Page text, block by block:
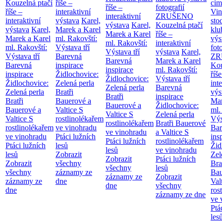
Kouzelná ptačí
říše –
interaktivní
výstava Karel,
Marek a Karel
ml. Rakovští:
Výstava tří
Barevná
inspirace
Židlochovice:
Zelená perla
Bratři
Bauerové a
Valtice S
rostlinolékařem
ve vinohradu
Ptáci lužních
lesů
Zobrazit
všechny
záznamy ze
dne
říše –
interaktivní
výstava Karel,
Marek a Karel
ml. Rakovští:
Výstava tří
Barevná
inspirace
Židlochovice:
Zelená perla
Bratři
Bauerové a
Valtice S
rostlinolékařem
ve vinohradu
Ptáci lužních
lesů
Zobrazit
všechny
záznamy ze
dne
říše –
interaktivní
výstava Karel,
Marek a Karel
ml. Rakovští:
Výstava tří
Barevná
inspirace
Židlochovice:
Zelená perla
Bratři
Bauerové a
Valtice S
rostlinolékařem
ve vinohradu
Ptáci lužních
lesů
Zobrazit
všechny
záznamy ze
dne
fotografií
ZRUŠENO
Kouzelná ptačí
říše –
interaktivní
výstava Karel,
Marek a Karel
ml. Rakovští:
Výstava tří
Barevná
inspirace
Židlochovice:
Zelená perla
Bratři Bauerové
a Valtice S
rostlinolékařem
ve vinohradu
Ptáci lužních
lesů
Zobrazit
všechny
záznamy ze dne
ml.
ve